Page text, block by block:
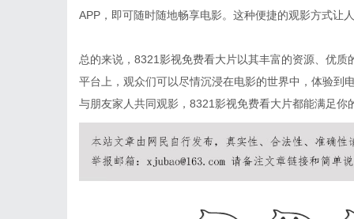
APP，即可随时随地畅享电影。这种便捷的观影方式让
总的来说，8321影视免费看大片以其丰富的资源、优
平台上，观众们可以尽情沉浸在电影的世界中，体验到
与朋友家人共同观影，8321影视免费看大片都能满足